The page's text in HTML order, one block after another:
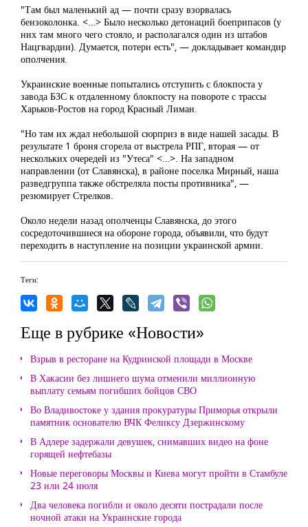
"Там был маленький ад — почти сразу взорвалась
бензоколонка. <…> Было несколько детонаций боеприпасов (у
них там много чего стояло, и располагался один из штабов
Нацгвардии). Думается, потери есть", — докладывает командир
ополчения.
Украинские военные попытались отступить с блокпоста у
завода БЗС к отдаленному блокпосту на повороте с трассы
Харьков-Ростов на город Красный Лиман.
"Но там их ждал небольшой сюрприз в виде нашей засады. В
результате 1 броня сгорела от выстрела РПГ, вторая — от
нескольких очередей из "Утеса" <…>. На западном
направлении (от Славянска), в районе поселка Мирный, наша
разведгруппа также обстреляла посты противника", —
резюмирует Стрелков.
Около недели назад ополченцы Славянска, до этого
сосредоточившиеся на обороне города, объявили, что будут
переходить в наступление на позиции украинской армии.
Теги:
Еще в рубрике «Новости»
Взрыв в ресторане на Кудринской площади в Москве
В Хакасии без лишнего шума отменили миллионную
выплату семьям погибших бойцов СВО
Во Владивостоке у здания прокуратуры Приморья открыли
памятник основателю ВЧК Феликсу Дзержинскому
В Адлере задержали девушек, снимавших видео на фоне
горящей нефтебазы
Новые переговоры Москвы и Киева могут пройти в Стамбуле
23 или 24 июля
Два человека погибли и около десяти пострадали после
ночной атаки на Украинские города